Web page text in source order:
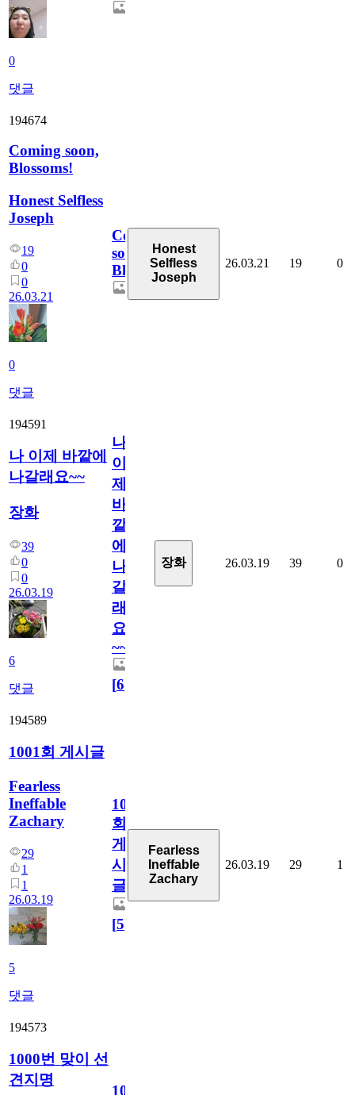
0
댓글
194674
Coming soon,
Blossoms!
Honest Selfless
Joseph
19
0
0
26.03.21
0
댓글
Coming
soon,
Blossoms!
Honest
Selfless
Joseph
26.03.21 19 0
194591
나 이제 바깥에
나갈래요~~
장화
39
0
0
26.03.19
6
댓글
나
이
제
바
깥
에
나
갈
래
요
~~
[6]
장화 26.03.19 39 0
194589
1001회 게시글
Fearless
Ineffable
Zachary
29
1
1
26.03.19
5
댓글
1001
회
게
시
글
[5]
Fearless
Ineffable
Zachary
26.03.19 29 1
194573
1000번 맞이 선
견지명
1000